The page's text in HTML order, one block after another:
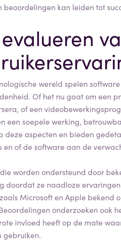
beoordelingen kan leiden tot
wereld spelen
Of het nu gaat om een
of een
een soepele werking,
deze aspecten en bieden
en of de software aan de
worden ondersteund door
doordat ze naadloze
Microsoft en Apple bekend
onderzoeken ook
invloed heeft op de mate
gebruiken.